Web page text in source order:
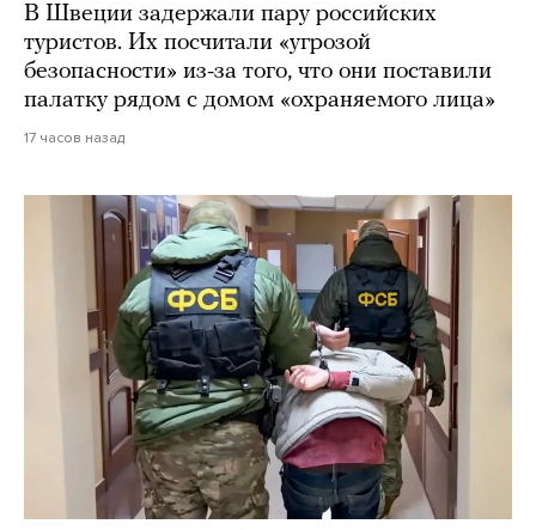
В Швеции задержали пару российских
туристов. Их посчитали «угрозой
безопасности» из-за того, что они поставили
палатку рядом с домом «охраняемого лица»
17 часов назад